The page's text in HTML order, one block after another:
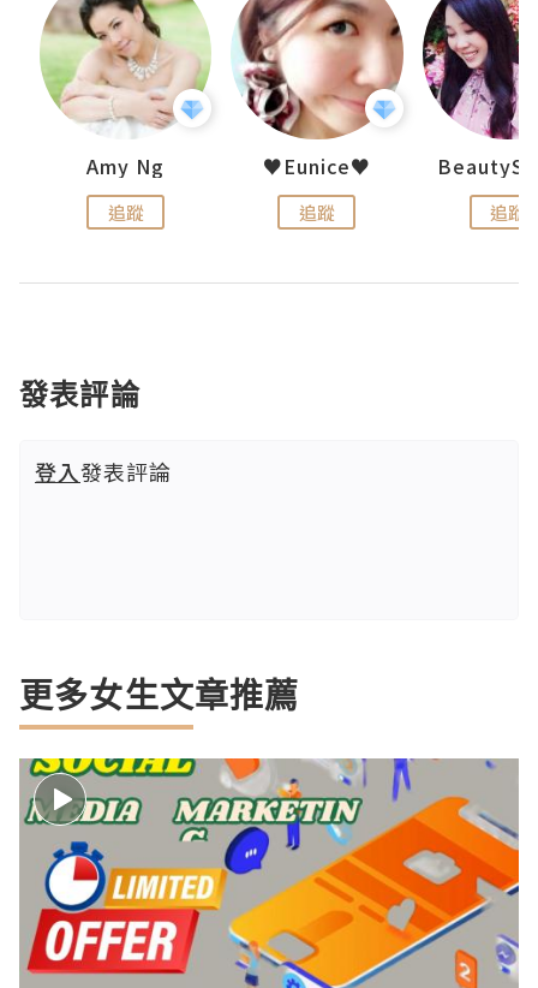
Amy Ng
追蹤
♥Eunice♥
追蹤 追蹤
發表評論
登入發表評論
更多女生文章推薦